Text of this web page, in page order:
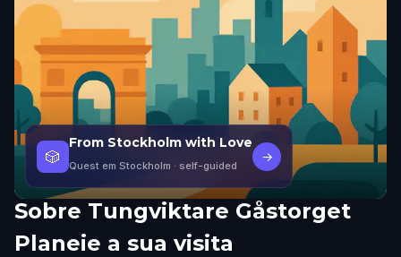
🎲
From Stockholm with Love
Quest em Stockholm · self-guided
→
Sobre Tungviktare Gåstorget
Planeie a sua visita